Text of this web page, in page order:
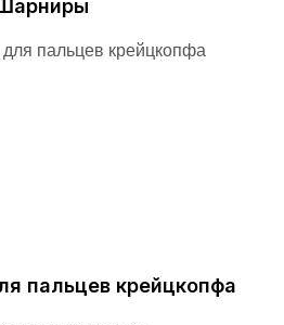
пальцев крейцкопфа